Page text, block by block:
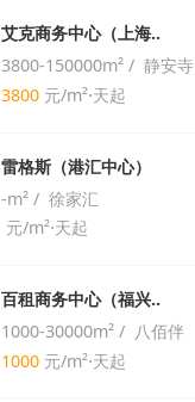
艾克商务中心（上海..
3800-150000m² / 静安寺
3800 元/m²⋅天起
雷格斯（港汇中心）
-m² / 徐家汇
元/m²⋅天起
百租商务中心（福兴..
1000-30000m² / 八佰伴
1000 元/m²⋅天起